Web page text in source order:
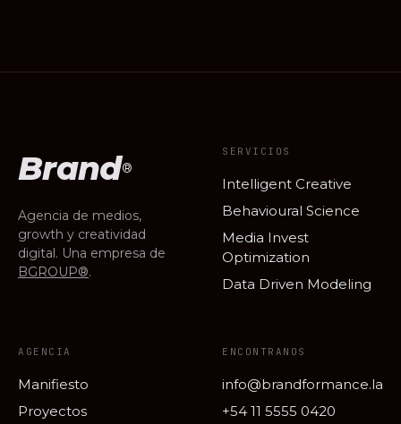
Brand®
Agencia de medios,
growth y creatividad
digital. Una empresa de
BGROUP®.
SERVICIOS
Intelligent Creative
Behavioural Science
Media Invest
Optimization
Data Driven Modeling
AGENCIA
Manifiesto
Proyectos
ENCONTRANOS
info@brandformance.la
+54 11 5555 0420